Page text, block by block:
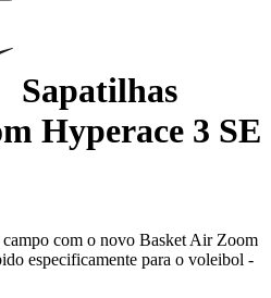
Sapatilhas
Hyperace 3 SE
campo com o novo Basket Air Zoom
especificamente para o voleibol -